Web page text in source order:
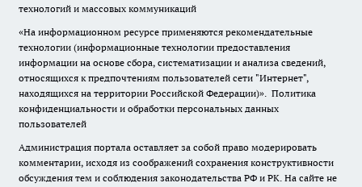
технологий и массовых коммуникаций
«На информационном ресурсе применяются рекомендательные
технологии (информационные технологии предоставления
информации на основе сбора, систематизации и анализа сведений,
относящихся к предпочтениям пользователей сети "Интернет",
находящихся на территории Российской Федерации)». Политика
конфиденциальности и обработки персональных данных
пользователей
Администрация портала оставляет за собой право модерировать
комментарии, исходя из соображений сохранения конструктивности
обсуждения тем и соблюдения законодательства РФ и РК. На сайте не